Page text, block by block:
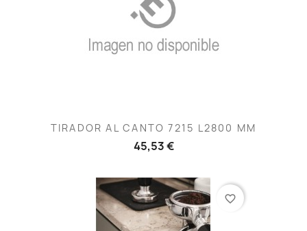
TIRADOR AL CANTO 7215 L2800 MM
45,53 €
favorite_border